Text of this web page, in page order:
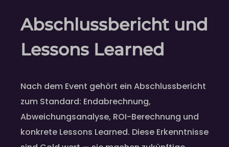
Abschlussbericht und
Lessons Learned
Nach dem Event gehört ein Abschlussbericht
zum Standard: Endabrechnung,
Abweichungsanalyse, ROI-Berechnung und
konkrete Lessons Learned. Diese Erkenntnisse